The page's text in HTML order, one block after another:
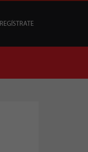
REGÍSTRATE